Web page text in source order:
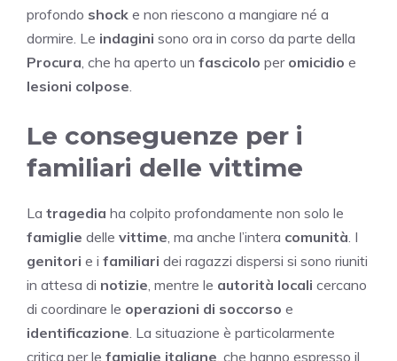
profondo shock e non riescono a mangiare né a
dormire. Le indagini sono ora in corso da parte della
Procura , che ha aperto un fascicolo per omicidio e
lesioni colpose
Le conseguenze per i
familiari delle vittime
La tragedia ha colpito profondamente non solo le
famiglie delle vittime , ma anche l’intera comunità . I
genitori e i familiari dei ragazzi dispersi si sono riuniti
in attesa di notizie , mentre le autorità locali cercano
di coordinare le operazioni di soccorso e
identificazione . La situazione è particolarmente
critica per le famiglie italiane , che hanno espresso il